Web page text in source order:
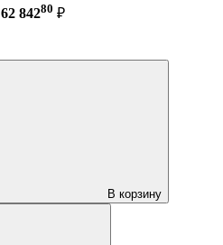
62 84280 ₽
В корзину